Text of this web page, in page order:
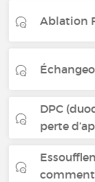
Ablation
DPC
perte